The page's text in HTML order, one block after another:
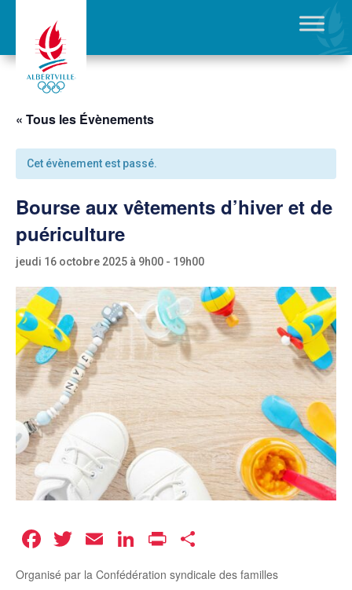
« Tous les Évènements
Cet évènement est passé.
Bourse aux vêtements d’hiver et de
puériculture
jeudi 16 octobre 2025 à 9h00 - 19h00
Facebook
Twitter
EmailLinkedIn
Print
Organisé par la Confédération syndicale des familles